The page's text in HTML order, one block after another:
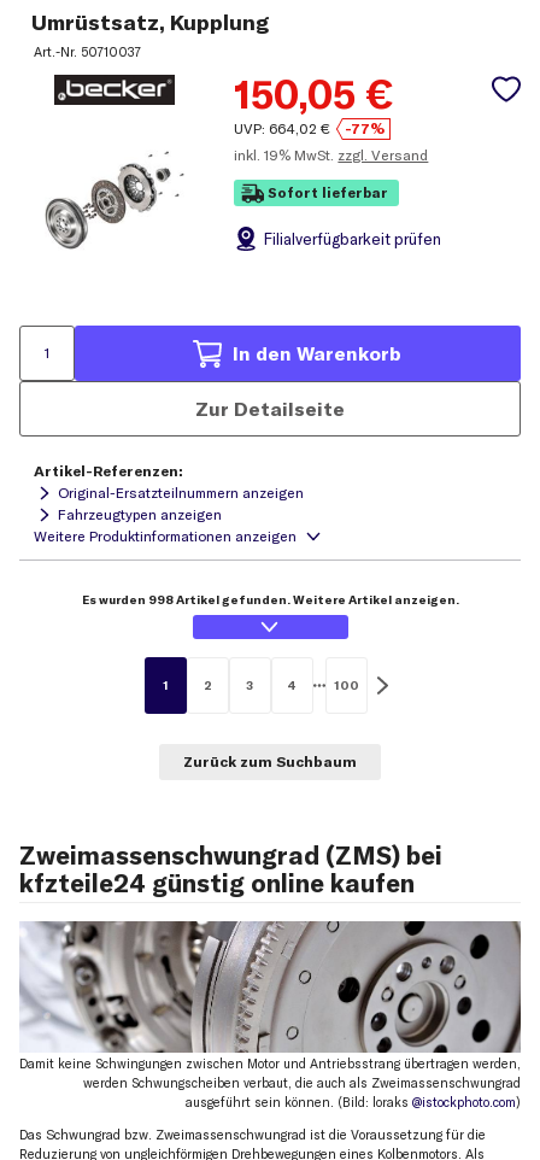
Umrüstsatz, Kupplung
Art.-Nr. 50710037
150,05 €
UVP: 664,02 €
-77%
inkl. 19% MwSt. zzgl. Versand
Sofort lieferbar
Filialverfügbarkeit prüfen
In den Warenkorb
Zur Detailseite
Artikel-Referenzen:
Original-Ersatzteilnummern anzeigen
Fahrzeugtypen anzeigen
Es wurden 998 Artikel gefunden. Weitere Artikel anzeigen.
1 2 3 4 100
Zurück zum Suchbaum
Zweimassenschwungrad (ZMS) bei
kfzteile24 günstig online kaufen
Damit keine Schwingungen zwischen Motor und Antriebsstrang übertragen werden,
werden Schwungscheiben verbaut, die auch als Zweimassenschwungrad
ausgeführt sein können. (Bild: loraks @istockphoto.com)
Das Schwungrad bzw. Zweimassenschwungrad ist die Voraussetzung für die
Reduzierung von ungleichförmigen Drehbewegungen eines Kolbenmotors. Als